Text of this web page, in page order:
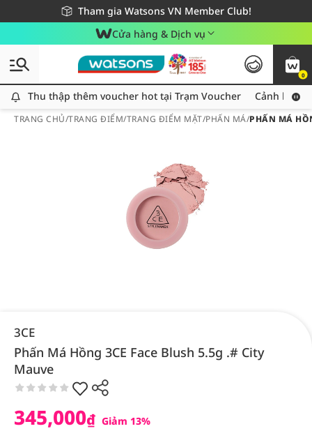
Tham gia Watsons VN Member Club!
Miễn phí giao hàng cho đơn hàng từ 249,000Đ
Giao hàng nhanh 24h - Áp dụng khu vực TP. Hồ Chí Minh
Cửa hàng & Dịch vụ
0
Thu thập thêm voucher hot tại Trạm Voucher
Thu thập thêm voucher hot tại Trạm Voucher Cảnh báo
TRANG CHỦ/TRANG ĐIỂM/TRANG ĐIỂM MẶT/PHẤN MÁ/PHẤN MÁ
3CE
Phấn Má Hồng 3CE Face Blush 5.5g .# City
Mauve
345,000₫ Giảm 13%